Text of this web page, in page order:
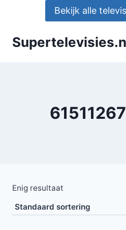
Bekijk alle
Enig resultaat